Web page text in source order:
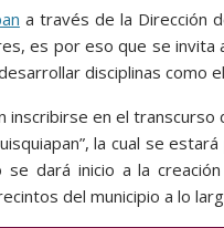
a través de la Dirección
es por eso que se
disciplinas como
inscribirse en el
la cual se
se dará inicio a la
del municipio a lo